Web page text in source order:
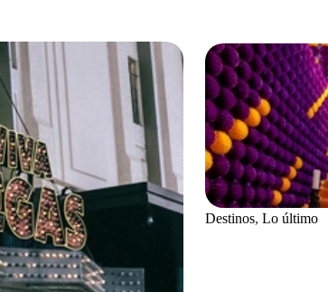
Destinos, Lo último